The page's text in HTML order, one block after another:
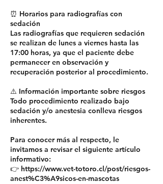
⏰ Horarios para radiografías con
sedación
Las radiografías que requieren sedación
se realizan de lunes a viernes hasta las
17:00 horas, ya que el paciente debe
permanecer en observación y
recuperación posterior al procedimiento.
⚠️ Información importante sobre riesgos
Todo procedimiento realizado bajo
sedación y/o anestesia conlleva riesgos
inherentes.
Para conocer más al respecto, le
invitamos a revisar el siguiente artículo
informativo:
👉 https://www.vet-totoro.cl/post/riesgos-
anest%C3%A9sicos-en-mascotas